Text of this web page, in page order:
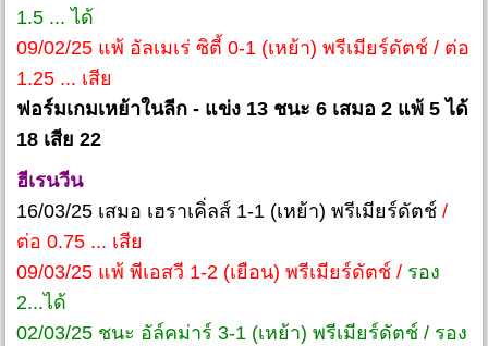
1.5 ... ได้
09/02/25 แพ้ อัลเมเร่ ซิตี้ 0-1 (เหย้า) พรีเมียร์ดัตช์ / ต่อ
1.25 ... เสีย
ฟอร์มเกมเหย้าในลีก - แข่ง 13 ชนะ 6 เสมอ 2 แพ้ 5 ได้
18 เสีย 22
ฮีเรนวีน
16/03/25 เสมอ เฮราเคิ่ลส์ 1-1 (เหย้า) พรีเมียร์ดัตช์ /
ต่อ 0.75 ... เสีย
09/03/25 แพ้ พีเอสวี 1-2 (เยือน) พรีเมียร์ดัตช์ / รอง
2...ได้
02/03/25 ชนะ อัล์คม่าร์ 3-1 (เหย้า) พรีเมียร์ดัตช์ / รอง